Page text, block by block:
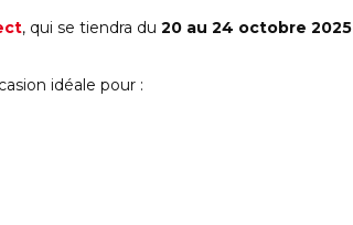
, qui se tiendra du 20 au 24 octobre 2025
idéale pour :